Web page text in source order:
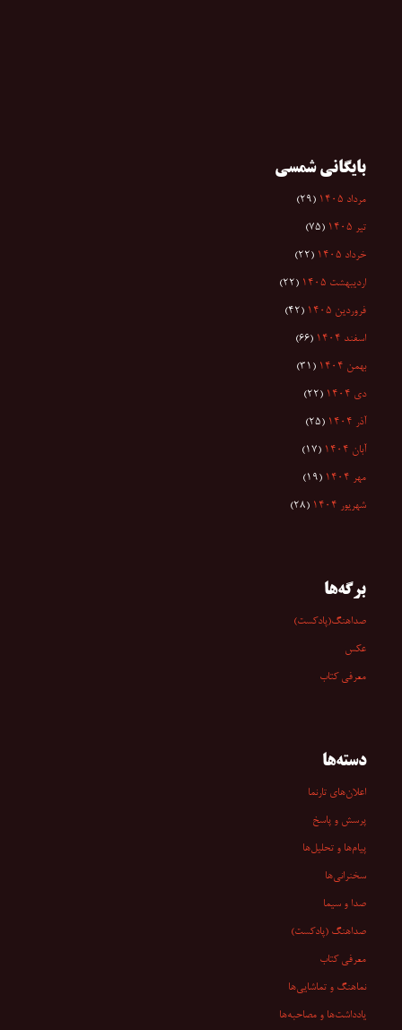
بایگانی شمسی
مرداد ۱۴۰۵ (۲۹)
تیر ۱۴۰۵ (۷۵)
خرداد ۱۴۰۵ (۲۲)
اردیبهشت ۱۴۰۵ (۲۲)
فروردین ۱۴۰۵ (۴۲)
اسفند ۱۴۰۴ (۶۶)
بهمن ۱۴۰۴ (۳۱)
دی ۱۴۰۴ (۲۲)
آذر ۱۴۰۴ (۲۵)
آبان ۱۴۰۴ (۱۷)
مهر ۱۴۰۴ (۱۹)
شهریور ۱۴۰۴ (۲۸)
برگه‌ها
صداهنگ(پادکست)
عکس
معرفی کتاب
دسته‌ها
اعلان‌های تارنما
پرسش و پاسخ
پیام‌ها و تحلیل‌ها
سخنرانی‏‏‌ها
صدا و سیما
صداهنگ (پادکست)
معرفی کتاب
نماهنگ و تماشایی‌ها
یادداشت‌ها و مصاحبه‌ها